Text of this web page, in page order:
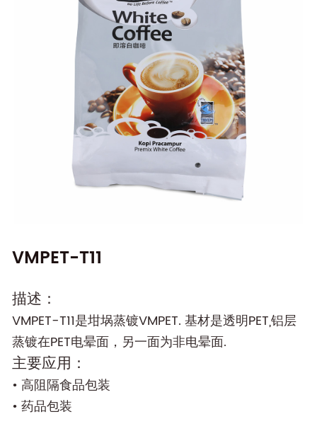
VMPET-T11
描述：
VMPET-T11是坩埚蒸镀VMPET. 基材是透明PET,铝层
蒸镀在PET电晕面，另一面为非电晕面.
主要应用：
• 高阻隔食品包装
• 药品包装